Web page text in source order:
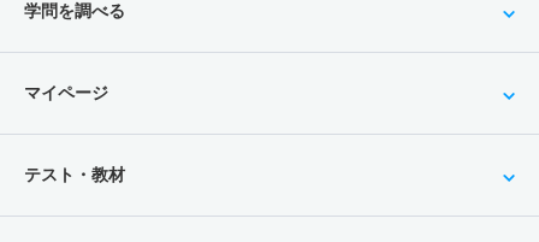
学問を調べる
マイページ
テスト・教材